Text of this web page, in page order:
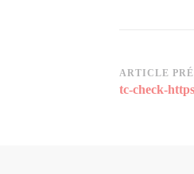
ARTICLE
tc-check-